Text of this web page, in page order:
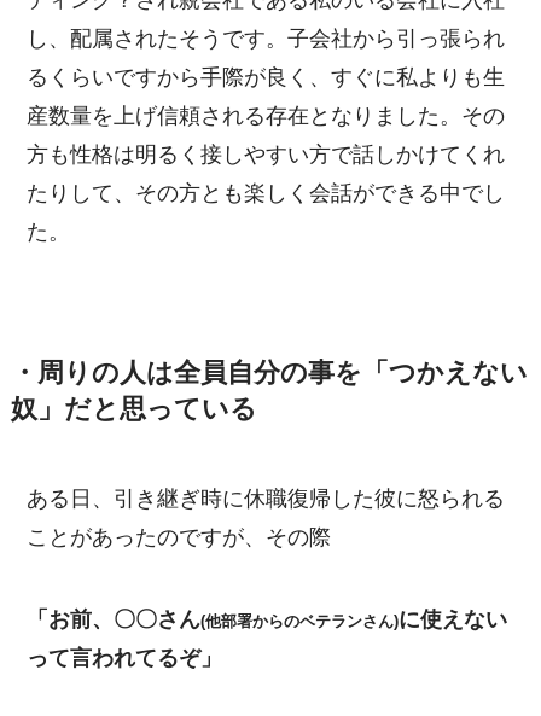
し、配属されたそうです。子会社から引っ張られ
るくらいですから手際が良く、すぐに私よりも生
産数量を上げ信頼される存在となりました。その
方も性格は明るく接しやすい方で話しかけてくれ
たりして、その方とも楽しく会話ができる中でし
た。
・周りの人は全員自分の事を「つかえない
奴」だと思っている
ある日、引き継ぎ時に休職復帰した彼に怒られる
ことがあったのですが、その際
「お前、〇〇さん(他部署からのベテランさん)に使えない
って言われてるぞ」